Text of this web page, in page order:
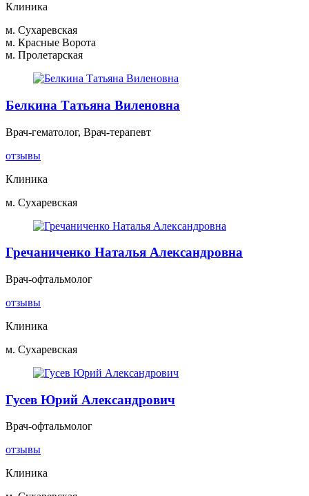
Клиника
м. Сухаревская
м. Красные Ворота
м. Пролетарская
Белкина Татьяна Виленовна
Врач-гематолог, Врач-терапевт
отзывы
Клиника
м. Сухаревская
Гречаниченко Наталья Александровна
Врач-офтальмолог
отзывы
Клиника
м. Сухаревская
Гусев Юрий Александрович
Врач-офтальмолог
отзывы
Клиника